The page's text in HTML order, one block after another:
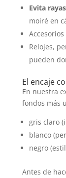
Evita
moiré en
Relojes,
pueden
El encaje
En nuestra
fondos más
gris claro
blanco
negro
Antes de